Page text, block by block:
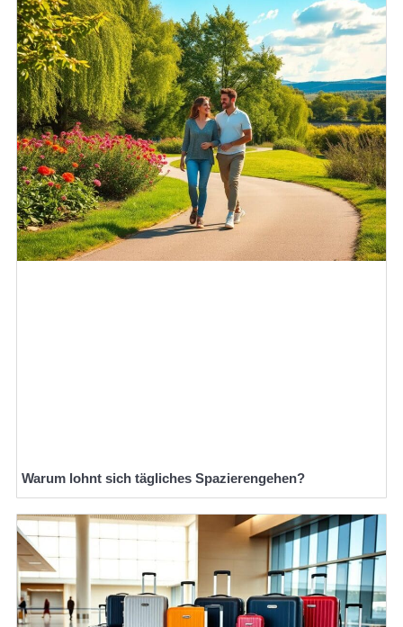
Warum lohnt sich tägliches Spazierengehen?